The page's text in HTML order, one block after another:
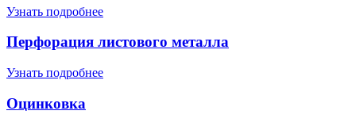
Узнать подробнее
Перфорация листового металла
Узнать подробнее
Оцинковка